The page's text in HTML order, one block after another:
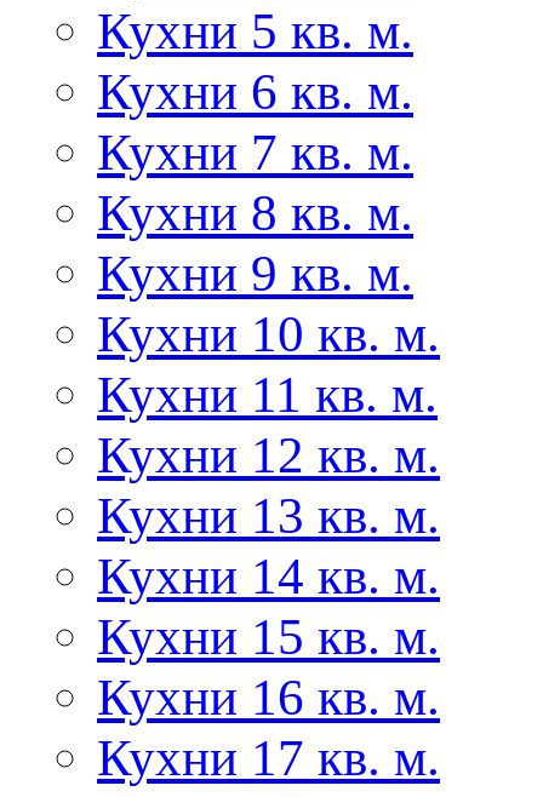
Кухни 5 кв. м.
Кухни 6 кв. м.
Кухни 7 кв. м.
Кухни 8 кв. м.
Кухни 9 кв. м.
Кухни 10 кв. м.
Кухни 11 кв. м.
Кухни 12 кв. м.
Кухни 13 кв. м.
Кухни 14 кв. м.
Кухни 15 кв. м.
Кухни 16 кв. м.
Кухни 17 кв. м.